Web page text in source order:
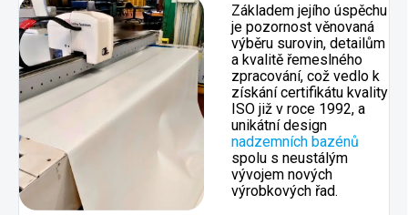
Základem jejího úspěchu
je pozornost věnovaná
výběru surovin, detailům
a kvalitě řemeslného
zpracování, což vedlo k
získání certifikátu kvality
ISO již v roce 1992, a
unikátní design
nadzemních bazénů
spolu s neustálým
vývojem nových
výrobkových řad.